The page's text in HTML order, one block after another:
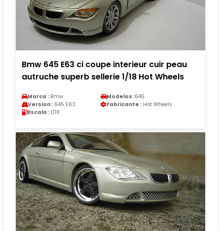
Bmw 645 E63 ci coupe interieur cuir peau
autruche superb sellerie 1/18 Hot Wheels
Marca : Bmw Modelos :645
Version : 645 E63 Fabricante : Hot Wheels
Escala : 1/18